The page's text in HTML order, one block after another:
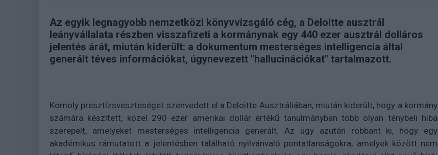
Az egyik legnagyobb nemzetközi könyvvizsgáló cég, a Deloitte ausztrál
leányvállalata részben visszafizeti a kormánynak egy 440 ezer ausztrál dolláros
jelentés árát, miután kiderült: a dokumentum mesterséges intelligencia által
generált téves információkat, úgynevezett "hallucinációkat" tartalmazott.
Komoly presztízsveszteséget szenvedett el a Deloitte Ausztráliában, miután kiderült, hogy a kormány
számára készített, közel 290 ezer amerikai dollár értékű tanulmányban több olyan ténybeli hiba
szerepelt, amelyeket mesterséges intelligencia generált. Az ügy azután robbant ki, hogy egy
akadémikus rámutatott a jelentésben található nyilvánvaló pontatlanságokra, amelyek között nem